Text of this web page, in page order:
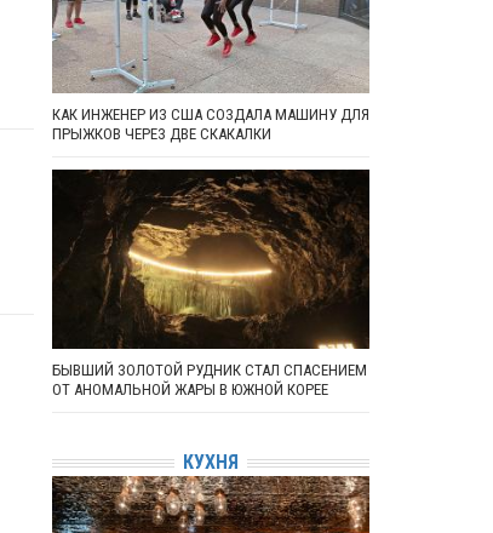
КАК ИНЖЕНЕР ИЗ США СОЗДАЛА МАШИНУ ДЛЯ
ПРЫЖКОВ ЧЕРЕЗ ДВЕ СКАКАЛКИ
БЫВШИЙ ЗОЛОТОЙ РУДНИК СТАЛ СПАСЕНИЕМ
ОТ АНОМАЛЬНОЙ ЖАРЫ В ЮЖНОЙ КОРЕЕ
КУХНЯ